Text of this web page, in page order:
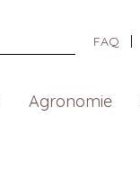
FAQ
Agronomie